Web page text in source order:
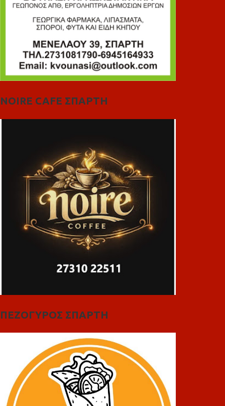
NOIRE CAFE ΣΠΑΡΤΗ
ΠΕΖΟΓΥΡΟΣ ΣΠΑΡΤΗ